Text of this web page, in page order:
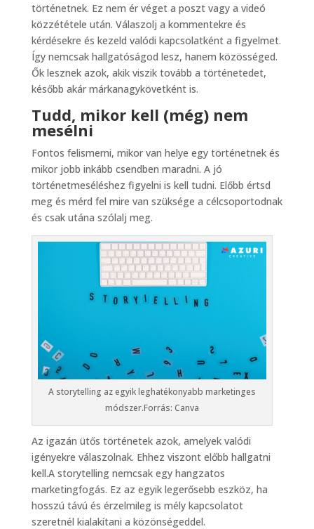
történetnek. Ez nem ér véget a poszt vagy a videó
közzététele után. Válaszolj a kommentekre és
kérdésekre és kezeld valódi kapcsolatként a figyelmet.
Így nemcsak hallgatóságod lesz, hanem közösséged.
Ők lesznek azok, akik viszik tovább a történetedet,
később akár márkanagykövetként is.
Tudd, mikor kell (még) nem
mesélni
Fontos felismerni, mikor van helye egy történetnek és
mikor jobb inkább csendben maradni. A jó
történetmeséléshez figyelni is kell tudni. Előbb értsd
meg és mérd fel mire van szüksége a célcsoportodnak
és csak utána szólalj meg.
A storytelling az egyik leghatékonyabb marketinges
módszer.Forrás: Canva
Az igazán ütős történetek azok, amelyek valódi
igényekre válaszolnak. Ehhez viszont előbb hallgatni
kell.A storytelling nemcsak egy hangzatos
marketingfogás. Ez az egyik legerősebb eszköz, ha
hosszú távú és érzelmileg is mély kapcsolatot
szeretnél kialakítani a közönségeddel.